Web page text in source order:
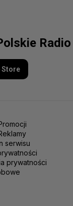
Radio
Store
serwisu
prywatności